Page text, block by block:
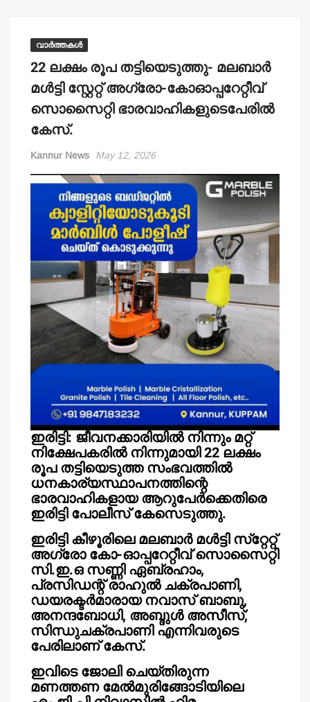
വാർത്തകൾ
22 ലക്ഷം രൂപ തട്ടിയെടുത്തു- മലബാര്‍
മള്‍ട്ടി സ്റ്റേറ്റ് അഗ്രോ-കോഓപ്പറേറ്റീവ്
സൊസൈറ്റി ഭാരവാഹികളുടെപേരില്‍
കേസ്.
Kannur News May 12, 2026
ഇരിട്ടി: ജീവനക്കാരിയില്‍ നിന്നും മറ്റ്
നിക്ഷേപകരില്‍ നിന്നുമായി 22 ലക്ഷം
രൂപ തട്ടിയെടുത്ത സംഭവത്തില്‍
ധനകാര്യസ്ഥാപനത്തിന്റെ
ഭാരവാഹികളായ ആറുപേര്‍ക്കെതിരെ
ഇരിട്ടി പോലീസ് കേസെടുത്തു.
ഇരിട്ടി കീഴൂരിലെ മലബാര്‍ മള്‍ട്ടി സ്‌റ്റേറ്റ്
അഗ്രോ കോ-ഓപ്പറേറ്റീവ് സൊസൈറ്റി
സി.ഇ.ഒ സണ്ണി ഏബ്രഹാം,
പ്രസിഡന്റ് രാഹുല്‍ ചക്രപാണി,
ഡയരക്ടര്‍മാരായ നവാസ് ബാബു,
അനന്ദബോധി, അബ്ദുള്‍ അസീസ്,
സിന്ധുചക്രപാണി എന്നിവരുടെ
പേരിലാണ് കേസ്.
ഇവിടെ ജോലി ചെയ്തിരുന്ന
മണത്തണ മേല്‍മുരിങ്ങോടിയിലെ